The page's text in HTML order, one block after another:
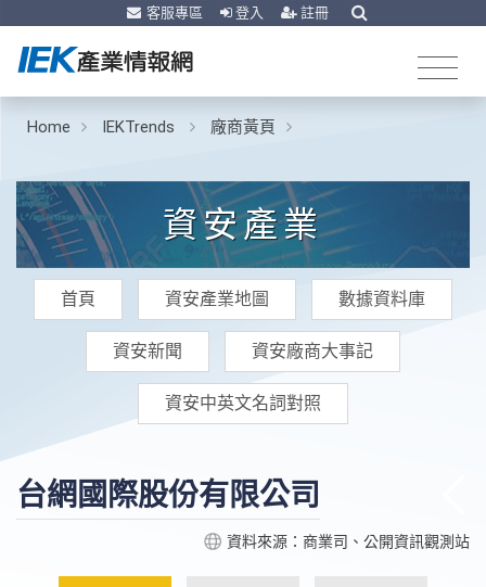
客服專區 登入 註冊
Home IEKTrends 廠商黃頁
資安產業
首頁 資安產業地圖 數據資料庫
資安新聞 資安廠商大事記
資安中英文名詞對照
台網國際股份有限公司
資料來源：商業司、公開資訊觀測站